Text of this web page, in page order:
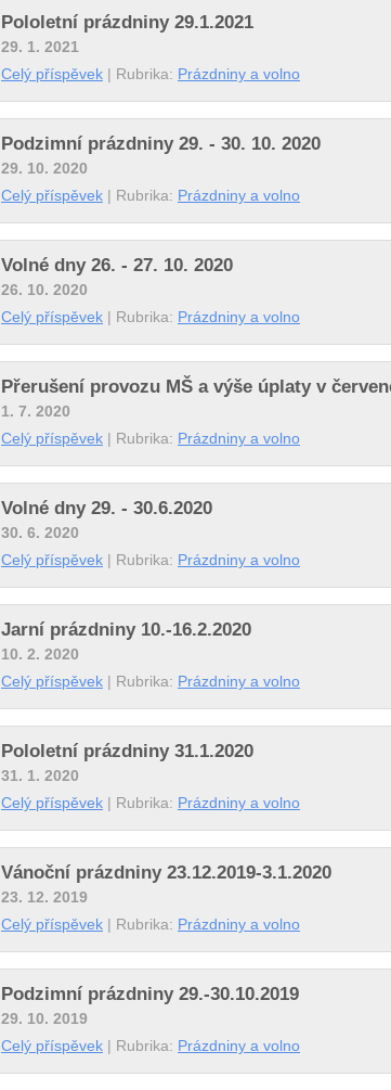
Pololetní prázdniny 29.1.2021
29. 1. 2021
Celý příspěvek | Rubrika: Prázdniny a volno
Podzimní prázdniny 29. - 30. 10. 2020
29. 10. 2020
Celý příspěvek | Rubrika: Prázdniny a volno
Volné dny 26. - 27. 10. 2020
26. 10. 2020
Celý příspěvek | Rubrika: Prázdniny a volno
Přerušení provozu MŠ a výše úplaty v
1. 7. 2020
Celý příspěvek | Rubrika: Prázdniny a volno
Volné dny 29. - 30.6.2020
30. 6. 2020
Celý příspěvek | Rubrika: Prázdniny a volno
Jarní prázdniny 10.-16.2.2020
10. 2. 2020
Celý příspěvek | Rubrika: Prázdniny a volno
Pololetní prázdniny 31.1.2020
31. 1. 2020
Celý příspěvek | Rubrika: Prázdniny a volno
Vánoční prázdniny 23.12.2019-3.1.2020
23. 12. 2019
Celý příspěvek | Rubrika: Prázdniny a volno
Podzimní prázdniny 29.-30.10.2019
29. 10. 2019
Celý příspěvek | Rubrika: Prázdniny a volno